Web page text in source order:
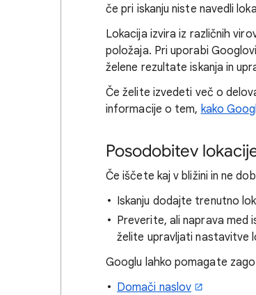
če pri iskanju niste navedli
Lokacija izvira iz različnih
položaja. Pri uporabi
želene rezultate iskanja in
Če želite izvedeti več o
informacije o tem, kako
Posodobitev
Če iščete kaj v bližini in ne
Iskanju dodajte trenutno
Preverite, ali naprava med
želite upravljati nastavitve
Googlu lahko pomagate
Domači naslov